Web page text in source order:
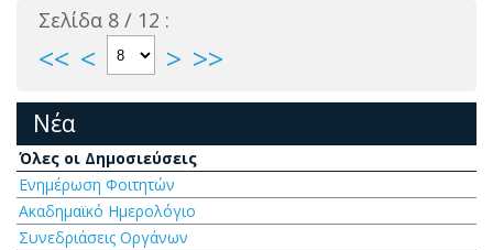
Σελίδα 8 / 12 :
<< < > >>
Νέα
Όλες οι Δημοσιεύσεις
Ενημέρωση Φοιτητών
Ακαδημαϊκό Ημερολόγιο
Συνεδριάσεις Οργάνων